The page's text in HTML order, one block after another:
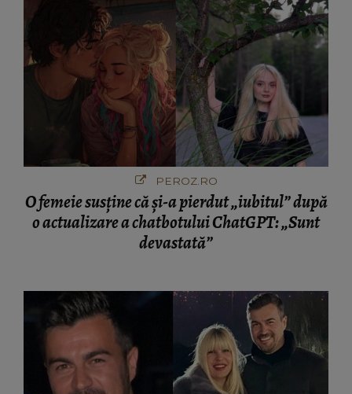
PEROZ.RO
O femeie susține că și-a pierdut „iubitul” după
o actualizare a chatbotului ChatGPT: „Sunt
devastată”